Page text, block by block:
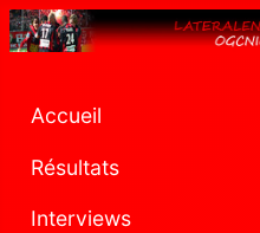
Accueil
Résultats
Interviews